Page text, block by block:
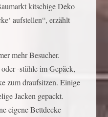
kitschige Deko
aufstellen“, erzählt
mehr Besucher.
-stühle im Gepäck,
zum draufsitzen. Einige
Jacken gepackt.
eigene Bettdecke